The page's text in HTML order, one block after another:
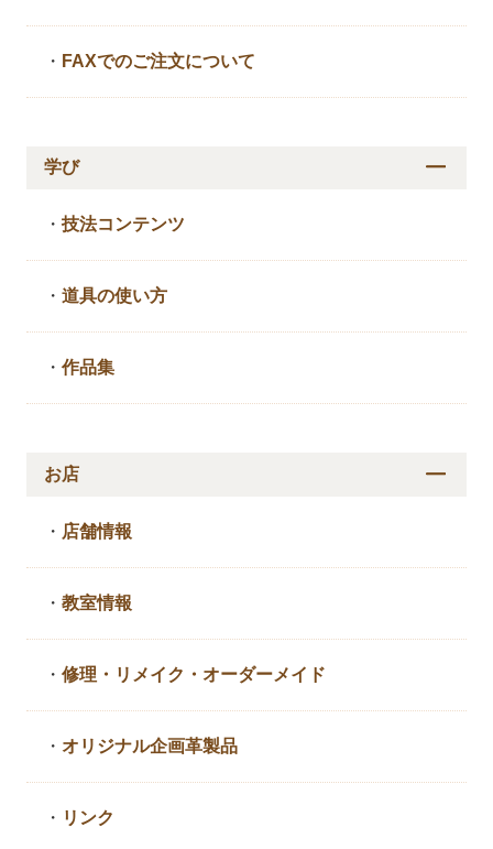
・ FAXでのご注文について
学び
・技法コンテンツ
・道具の使い方
・作品集
お店
・ 店舗情報
・教室情報
・修理・リメイク・ オーダーメイド
・ オリジナル企画革製品
・ リンク